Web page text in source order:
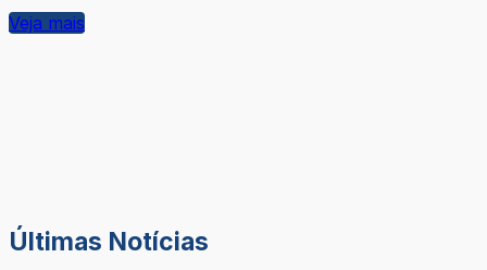
Veja mais
Últimas Notícias